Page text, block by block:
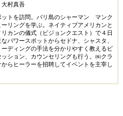
村真吾
ットを訪問。バリ島のシャーマン マンク
リングを学ぶ。ネイティブアメリカンと
カンの儀式（ビジョンクエスト）で４日
パワースポットからセドナ、シャスタ、
ディングの手法を分かりやすく教えるビ
ション、カウンセリングも行う。㈱クラ
らヒーラーを招聘してイベントを主宰し